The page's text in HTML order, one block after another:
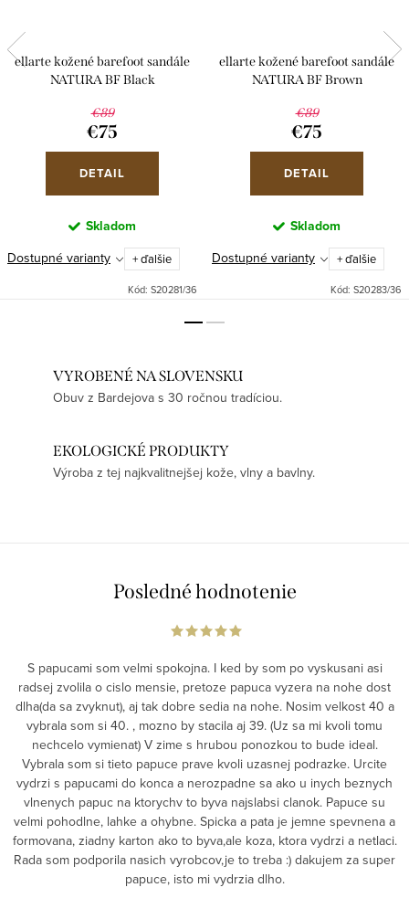
ellarte kožené barefoot sandále
NATURA BF Black
€89
€75
DETAIL
Skladom
Dostupné varianty + ďalšie
Kód: S20281/36
ellarte kožené barefoot sandále
NATURA BF Brown
€89
€75
DETAIL
Skladom
Dostupné varianty + ďalšie
Kód: S20283/36
VYROBENÉ NA SLOVENSKU
Obuv z Bardejova s 30 ročnou tradíciou.
EKOLOGICKÉ PRODUKTY
Výroba z tej najkvalitnejšej kože, vlny a bavlny.
Posledné hodnotenie
S papucami som velmi spokojna. I ked by som po vyskusani asi
radsej zvolila o cislo mensie, pretoze papuca vyzera na nohe dost
dlha(da sa zvyknut), aj tak dobre sedia na nohe. Nosim velkost 40 a
vybrala som si 40. , mozno by stacila aj 39. (Uz sa mi kvoli tomu
nechcelo vymienat) V zime s hrubou ponozkou to bude ideal.
Vybrala som si tieto papuce prave kvoli uzasnej podrazke. Urcite
vydrzi s papucami do konca a nerozpadne sa ako u inych beznych
vlnenych papuc na ktorychv to byva najslabsi clanok. Papuce su
velmi pohodlne, lahke a ohybne. Spicka a pata je jemne spevnena a
formovana, ziadny karton ako to byva,ale koza, ktora vydrzi a netlaci.
Rada som podporila nasich vyrobcov,je to treba :) dakujem za super
papuce, isto mi vydrzia dlho.